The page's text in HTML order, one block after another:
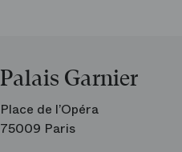
Palais Garnier
Place de l’Opéra
75009 Paris